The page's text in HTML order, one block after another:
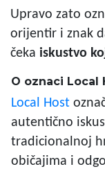
Upravo zato
orijentir i znak
čeka iskustvo
O oznaci Local
Local Host
autentično
tradicionalnoj
običajima i